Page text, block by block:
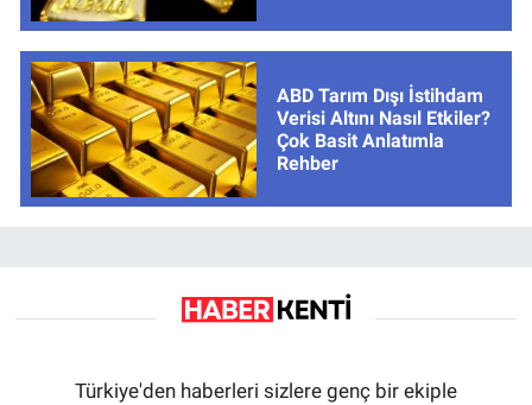
ABD Tarım Dışı İstihdam
Verisi Altını Nasıl Etkiler?
Çok Basit Anlatımla
Rehber
Türkiye'den haberleri sizlere genç bir ekiple